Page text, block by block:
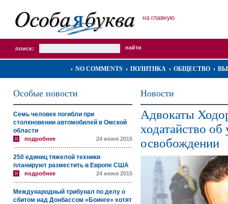
на главную
поиск:
NO COMMENTS ПОЛИТИКА ОБЩЕСТВО
Особые новости
Семь человек погибли при
столкновении автомобилей в Омской
области
подробнее 24 июня 2015
250 единиц тяжелой техники
планируют разместить в Европе США
подробнее 24 июня 2015
Международный трибунал по делу о
сбитом над Донбассом «Боинге» хотят
Новости
Адвокаты
ходатайство
освобождении